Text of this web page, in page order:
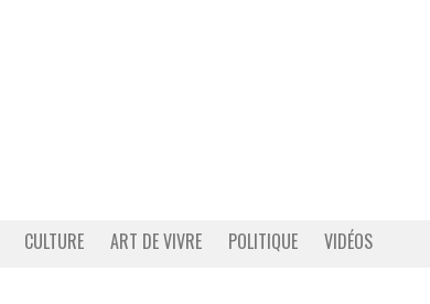
CULTURE ART DE VIVRE POLITIQUE VIDÉOS